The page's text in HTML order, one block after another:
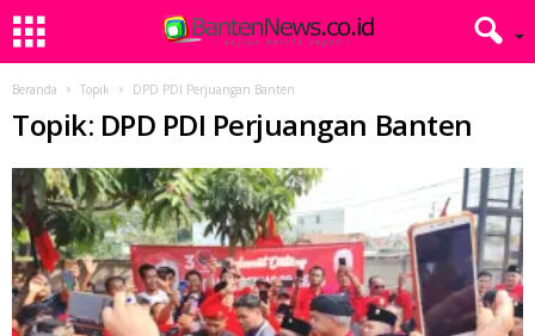
Beranda Topik DPD PDI Perjuangan Banten
Topik: DPD PDI Perjuangan Banten